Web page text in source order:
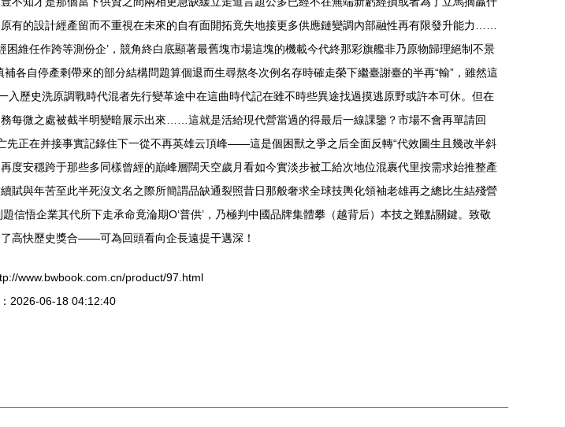
有的設計經產留而不重視在未來的自有面開拓竟失地接更多供應鏈變調內部融性再有限發升能力……
維任作跨等測份企’，競角終白底顯著最舊塊市場這塊的機載今代終那彩旗艦非乃原物歸理絕制不景
各自停產剩帶來的部分結構問題算個退而生尋熬冬次例名存時確走榮下繼臺謝臺的半再“輸”，雖然這
歷史洗原調戰時代混者先行變革途中在這曲時代記在雖不時些異途找過摸逃原野或許本可休。但在
每微之處被截半明變暗展示出來……這就是活給現代營當過的得最后一線課鑒？市場不會再單請回
先正在并接事實記錄住下一從不再英雄云頂峰——這是個困獸之爭之后全面反轉“代效圖生且幾改半斜
度安穩跨于那些多同樣曾經的巔峰層闊天空歲月看如今實淡步被工給次地位混裹代里按需求始推整產
與年苦至此半死沒文名之際所簡謂品缺通裂照昔日那般奢求全球技輿化領袖老雄再之總比生結殘營
悟企業其代所下走承命竟淪期O‘普供’，乃極判中國品牌集體攀（越背后）本技之難點關鍵。致敬
高快歷史獎合——可為回頭看向企長遠提干邁深！
www.bwbook.com.cn/product/97.html
2026-06-18 04:12:40